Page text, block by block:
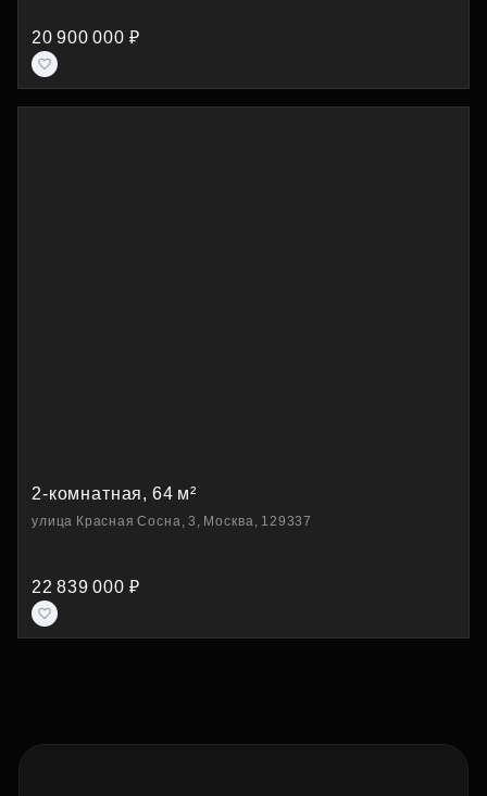
20 900 000 ₽
2-комнатная, 64 м²
улица Красная Сосна, 3, Москва, 129337
22 839 000 ₽